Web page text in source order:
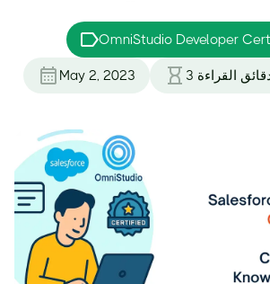
OmniStudio Developer
May 2, 2023 3 القراءة